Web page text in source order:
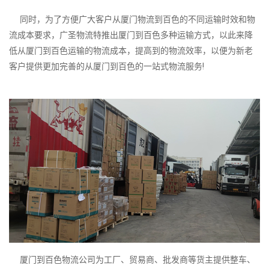
同时，为了方便广大客户从厦门物流到百色的不同运输时效和物
流成本要求，广圣物流特推出厦门到百色多种运输方式，以此来降
低从厦门到百色运输的物流成本，提高到的物流效率，以便为新老
客户提供更加完善的从厦门到百色的一站式物流服务!
厦门到百色物流公司为工厂、贸易商、批发商等货主提供整车、